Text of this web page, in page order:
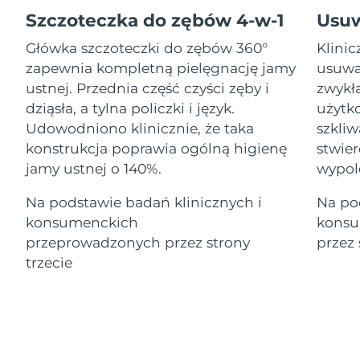
Szczoteczka do zębów 4-w-1
Główka szczoteczki do zębów 360°
zapewnia kompletną pielęgnację jamy
ustnej. Przednia część czyści zęby i
dziąsła, a tylna policzki i język.
Udowodniono klinicznie, że taka
konstrukcja poprawia ogólną higienę
jamy ustnej o 140%.
Na podstawie badań klinicznych i
konsumenckich
przeprowadzonych przez strony
trzecie
Na
przez
Advanced pore care essentials
Serum
For healthy hair
issa™ Teeth Whitening Gel
18% PAP
Kosmetyki Mężczyźni
FOREO APP
O NAS
8/14/26
Grecja
Oczekiwany czas dostawy
SRA Hongkong
(Chiny)
Oczekiwany czas dostawy
8/11/26
Węgry
Oczekiwany czas dostawy
Islandia
Oczekiwany czas dostawy
8/11/26
Indonezja
Oczekiwany czas dostawy